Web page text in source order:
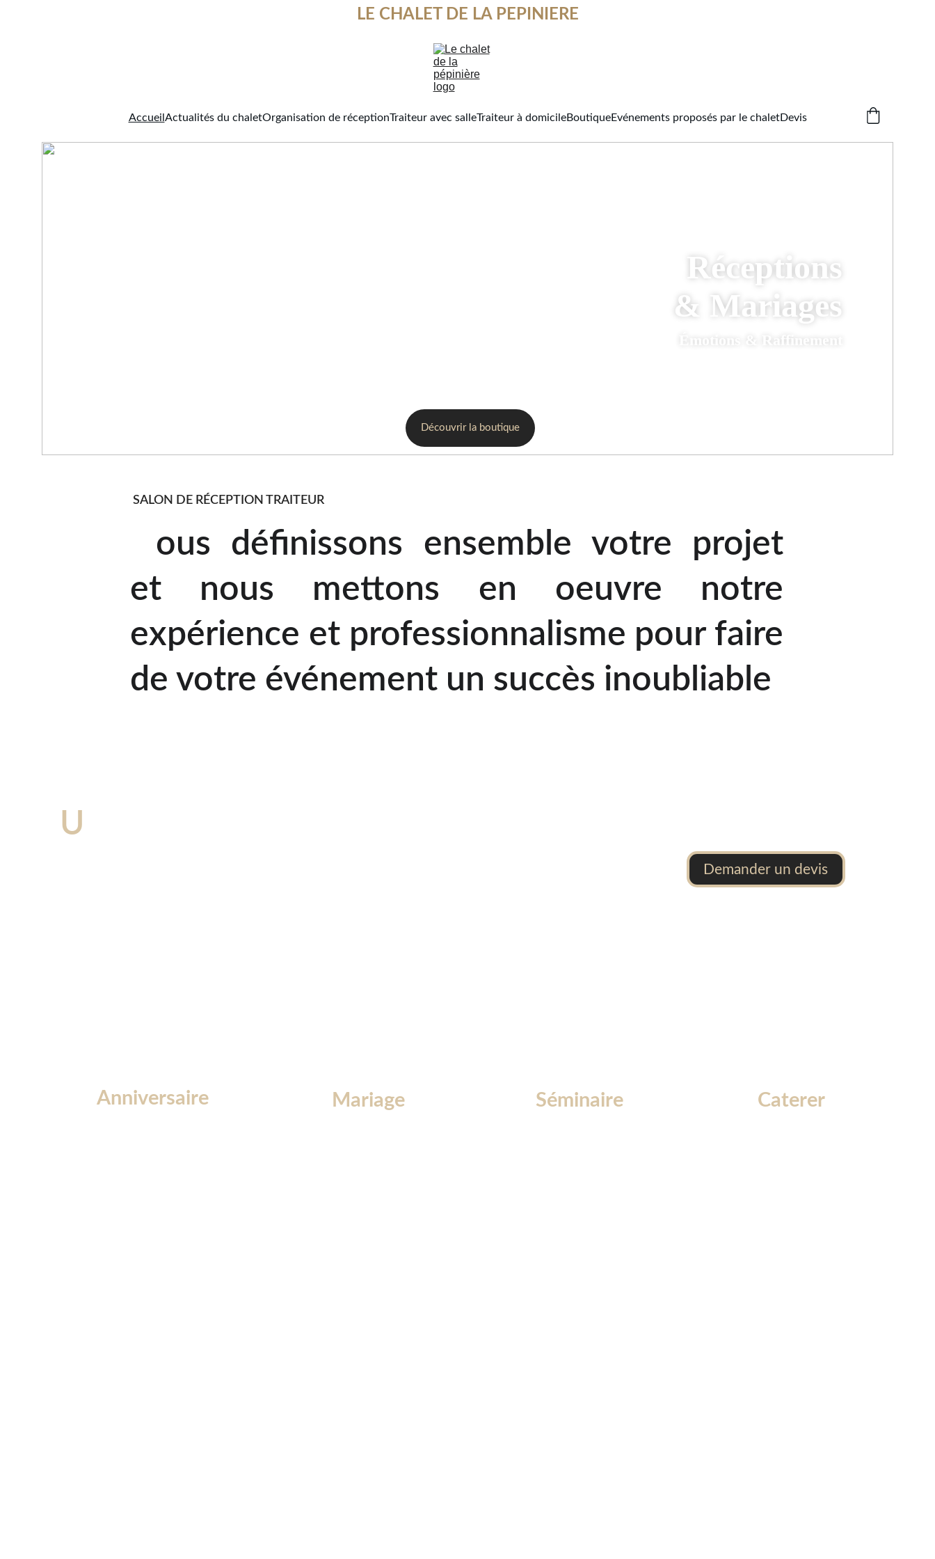
LE CHALET DE LA PEPINIERE
AccueilActualités du chaletOrganisation de réceptionTraiteur avec salleTraiteur à domicileBoutiqueEvénements proposés par le chaletDevis
Découvrir la boutique
ous définissons ensemble votre projet
et nous mettons en oeuvre notre
expérience et professionnalisme pour faire
de votre événement un succès inoubliable
SALON DE RÉCEPTION TRAITEUR
U
Demander un devis
Anniversaire Caterer
Séminaire
Mariage